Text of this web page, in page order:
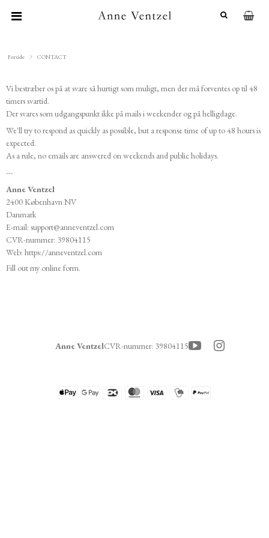
Forside CONTACT
Vi bestræber os på at svare så hurtigt som muligt, men der må forventes op til 48
timers svartid.
Der svares som udgangspunkt ikke på mails i weekender og på helligdage.
We'll try to respond as quickly as possible, but a response time of up to 48 hours is
expected.
As a rule, no emails are answered on weekends and public holidays.
---
Anne Ventzel
2400 København NV
Danmark
E-mail: support@anneventzel.com
CVR-nummer: 39804115
Web: https://anneventzel.com
Fill out my online form.
Anne VentzelCVR-nummer: 39804115